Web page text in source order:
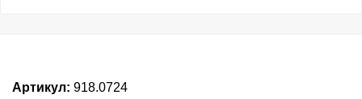
Артикул: 918.0724